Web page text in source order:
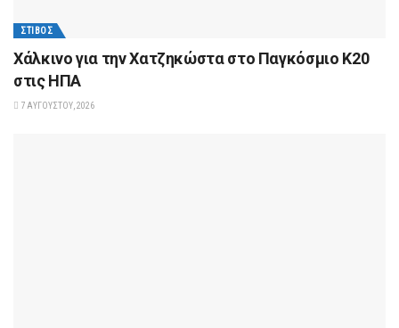
ΣΤΊΒΟΣ
Xάλκινο για την Χατζηκώστα στο Παγκόσμιο Κ20
στις ΗΠΑ
7 ΑΥΓΟΎΣΤΟΥ, 2026